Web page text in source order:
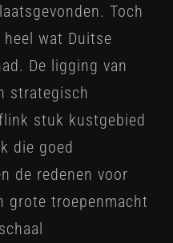
Toch
wat Duitse
De ligging van
strategisch
stuk kustgebied
die goed
de redenen voor
grote troepenmacht